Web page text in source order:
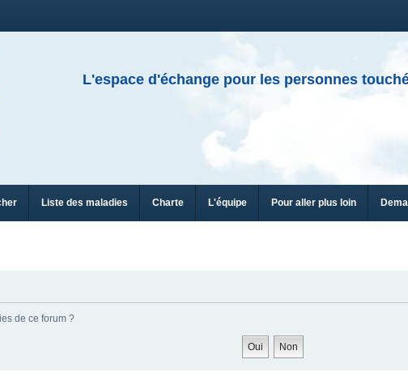
L'espace d'échange pour les personnes
Liste des maladies Charte L'équipe Pour aller plus loin
de ce forum ?